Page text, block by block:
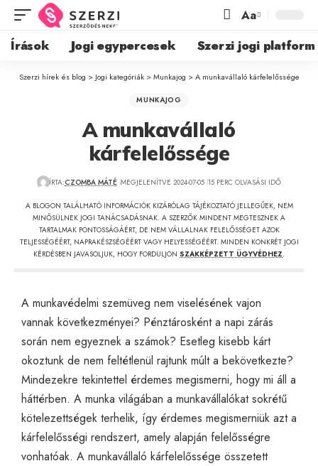
Aa
Írások Jogi egypercesek Szerzi jogi platform
Szerzi hírek és blog > Jogi kategóriák>Munkajog >A munkavállaló kárfelelőssége
MUNKAJOG
A munkavállaló
kárfelelőssége
ÍRTA:CZOMBA MÁTÉ MEGJELENÍTVE 2024-07-05 15 PERC OLVASÁSI IDŐ
A BLOGON TALÁLHATÓ INFORMÁCIÓK KIZÁRÓLAG TÁJÉKOZTATÓ JELLEGŰEK, NEM
MINŐSÜLNEK JOGI TANÁCSADÁSNAK. A SZERZŐK MINDENT MEGTESZNEK A
TARTALMAK PONTOSSÁGÁÉRT, DE NEM VÁLLALNAK FELELŐSSÉGET AZOK
TELJESSÉGÉÉRT, NAPRAKÉSZSÉGÉÉRT VAGY HELYESSÉGÉÉRT. MINDEN KONKRÉT JOGI
KÉRDÉSBEN JAVASOLJUK, HOGY FORDULJON SZAKKÉPZETT ÜGYVÉDHEZ.
A munkavédelmi szemüveg nem viselésének vajon
vannak következményei? Pénztárosként a napi zárás
során nem egyeznek a számok? Esetleg kisebb kárt
okoztunk de nem feltétlenül rajtunk múlt a bekövetkezte?
Mindezekre tekintettel érdemes megismerni, hogy mi áll a
háttérben. A munka világában a munkavállalókat sokrétű
kötelezettségek terhelik, így érdemes megismerniük azt a
kárfelelősségi rendszert, amely alapján felelősségre
vonhatóak. A munkavállaló kárfelelőssége összetett